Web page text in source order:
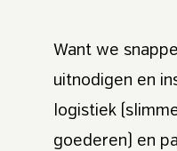
Want we
uitnodigen en
logistiek
goederen) en